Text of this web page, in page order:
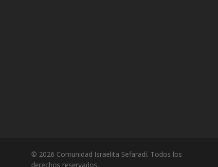
© 2026 Comunidad Israelita Sefaradí. Todos los
derechos reservados.